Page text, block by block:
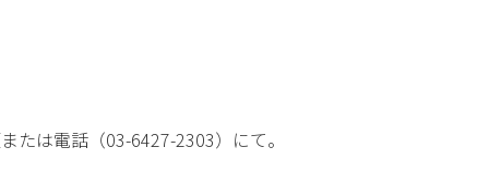
は電話（03-6427-2303）にて。